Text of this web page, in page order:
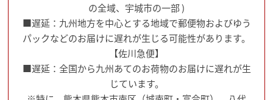
の全域、宇城市の一部 )
■遅延：九州地方を中心とする地域で郵便物およびゆう
パックなどのお届けに遅れが生じる可能性があります。
【佐川急便】
■遅延：全国から九州あてのお荷物のお届けに遅れが生
じています。